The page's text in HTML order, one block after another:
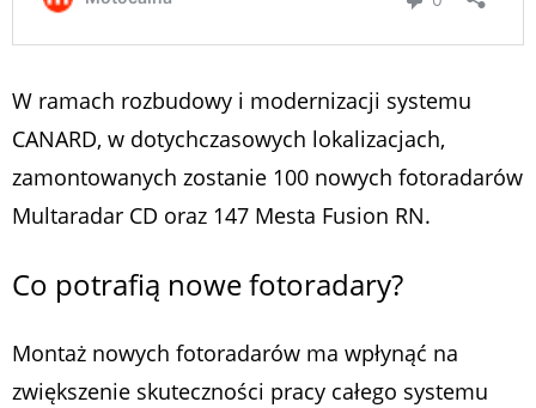
W ramach rozbudowy i modernizacji systemu
CANARD, w dotychczasowych lokalizacjach,
zamontowanych zostanie 100 nowych fotoradarów
Multaradar CD oraz 147 Mesta Fusion RN.
Co potrafią nowe fotoradary?
Montaż nowych fotoradarów ma wpłynąć na
zwiększenie skuteczności pracy całego systemu